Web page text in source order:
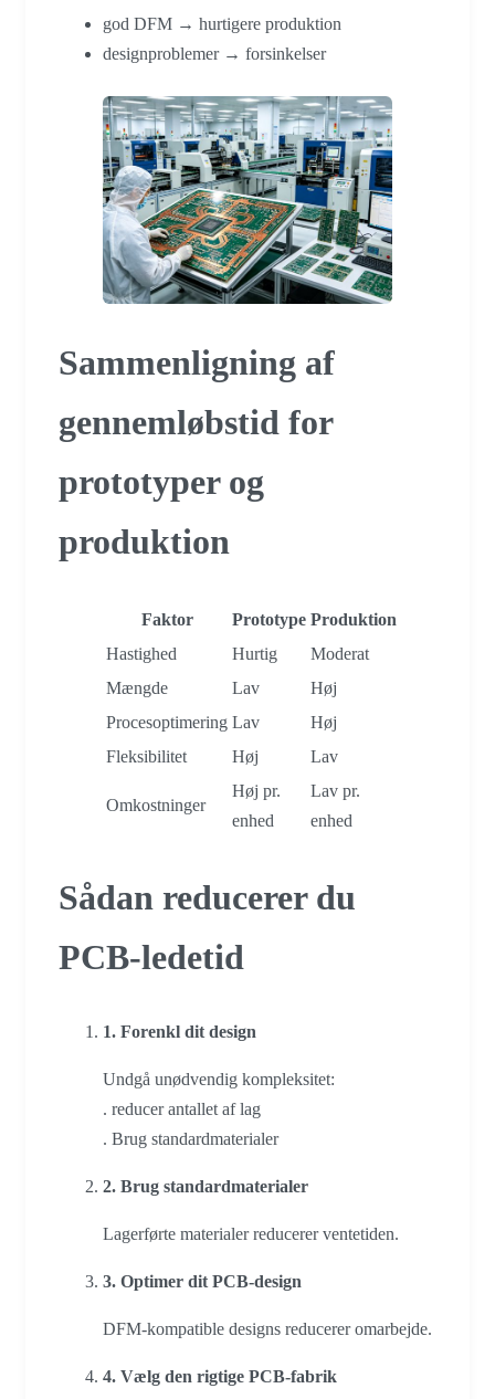
god DFM → hurtigere produktion
designproblemer → forsinkelser
Sammenligning af
gennemløbstid for
prototyper og
produktion
Faktor Prototype Produktion
Hastighed
Hurtig
Moderat
Mængde
Lav
Høj
Procesoptimering Lav
Høj
Fleksibilitet
Høj Lav
Omkostninger
Høj pr.
enhed
Lav pr.
enhed
Sådan reducerer du
PCB-ledetid
1. Forenkl dit design
Undgå unødvendig kompleksitet:
. reducer antallet af lag
. Brug standardmaterialer
2. Brug standardmaterialer
Lagerførte materialer reducerer ventetiden.
3. Optimer dit PCB-design
DFM-kompatible designs reducerer omarbejde.
4. Vælg den rigtige PCB-fabrik